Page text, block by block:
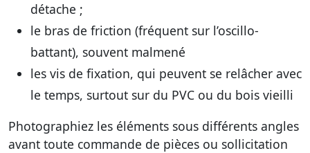
détache ;
le bras de friction (fréquent sur l’oscillo-
battant), souvent malmené
les vis de fixation, qui peuvent se relâcher avec
le temps, surtout sur du PVC ou du bois vieilli
Photographiez les éléments sous différents angles
avant toute commande de pièces ou sollicitation